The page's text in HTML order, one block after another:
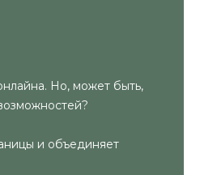
Но, может быть,
и объединяет